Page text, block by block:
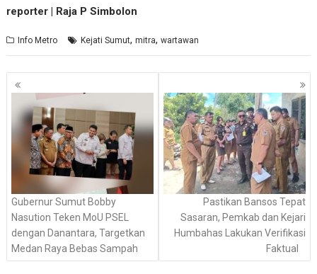
reporter | Raja P Simbolon
Info Metro Kejati Sumut,mitra,wartawan
Navigasi
pos
Gubernur Sumut Bobby
Nasution Teken MoU PSEL
dengan Danantara, Targetkan
Medan Raya Bebas Sampah
Pastikan Bansos Tepat
Sasaran, Pemkab dan Kejari
Humbahas Lakukan Verifikasi
Faktual